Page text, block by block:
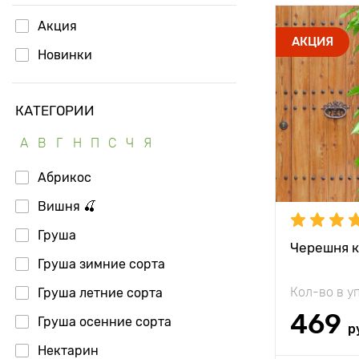
Акция
Новинки
КАТЕГОРИИ
А В Г Н П С Ч Я
Абрикос
Вишня 🍒
Груша
Груша зимние сорта
Груша летние сорта
Груша осенние сорта
Нектарин
АКЦИЯ
Черешня
Кол-во в
469
Высота
Растояние
растениями
Период